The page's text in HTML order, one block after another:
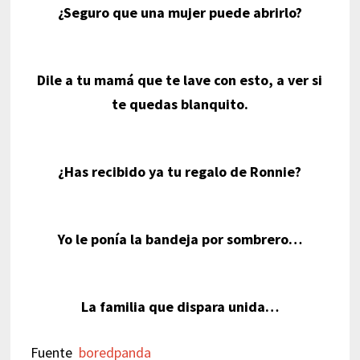
¿Seguro que una mujer puede abrirlo?
Dile a tu mamá que te lave con esto, a ver si
te quedas blanquito.
¿Has recibido ya tu regalo de Ronnie?
Yo le ponía la bandeja por sombrero…
La familia que dispara unida…
Fuente boredpanda